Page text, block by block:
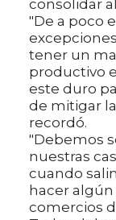
consolidar
"De a poco
tener un
productivo
este duro
de mitigar
recordó.
"Debemos
nuestras
cuando
hacer algún
comercios